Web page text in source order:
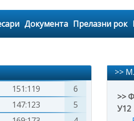
Документа Прелазни рок
151:119
6
147:123
5
>>
>>
У12